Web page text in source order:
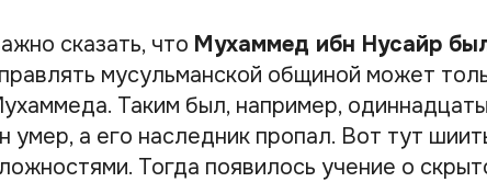
сказать, что Мухаммед ибн Нусайр
мусульманской общиной может
Таким был, например,
умер, а его наследник пропал. Вот тут
Тогда появилось учение о